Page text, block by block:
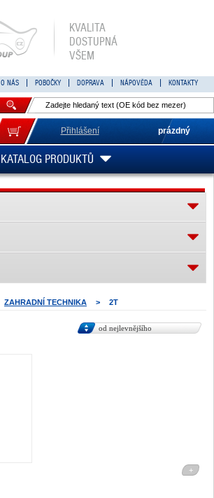
KVALITA
DOSTUPNÁ
VŠEM
O NÁS POBOČKY DOPRAVA NÁPOVĚDA KONTAKTY
Přihlášení prázdný
KATALOG PRODUKTŮ
ZAHRADNÍ TECHNIKA > 2T
od nejlevnějšího
+